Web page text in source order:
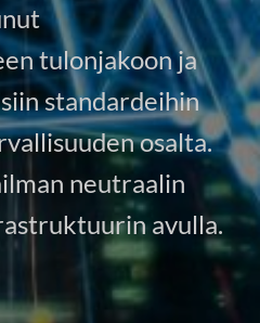
tulonjakoon ja
standardeihin
osalta.
neutraalin
avulla.